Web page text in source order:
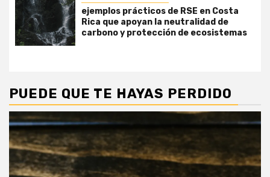
ejemplos prácticos de RSE en Costa
Rica que apoyan la neutralidad de
carbono y protección de ecosistemas
PUEDE QUE TE HAYAS PERDIDO